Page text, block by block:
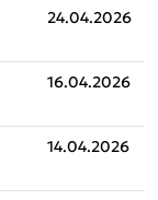
24.04.2026
16.04.2026
14.04.2026